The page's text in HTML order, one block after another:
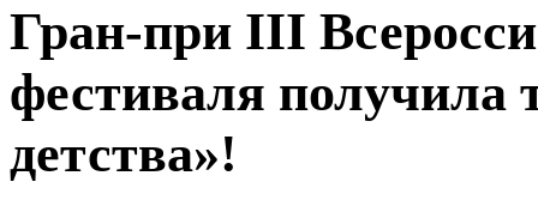
Гран-при III
фестиваля получила
детства»!